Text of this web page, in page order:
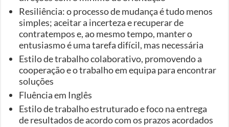
Resiliência: o processo de mudança é tudo menos
simples; aceitar a incerteza e recuperar de
contratempos e, ao mesmo tempo, manter o
entusiasmo é uma tarefa difícil, mas necessária
Estilo de trabalho colaborativo, promovendo a
cooperação e o trabalho em equipa para encontrar
soluções
Fluência em Inglês
Estilo de trabalho estruturado e foco na entrega
de resultados de acordo com os prazos acordados